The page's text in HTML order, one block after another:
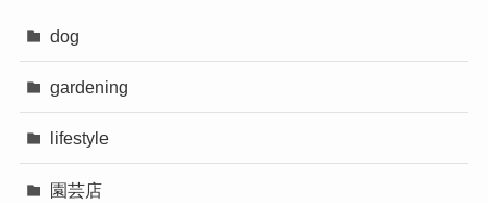
dog
gardening
lifestyle
園芸店